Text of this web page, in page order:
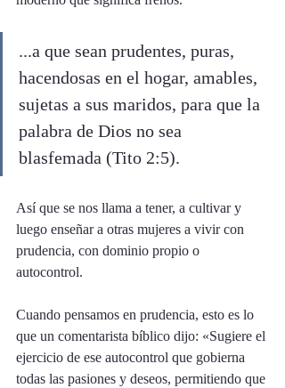
...a que sean prudentes, puras,
hacendosas en el hogar, amables,
sujetas a sus maridos, para que la
palabra de Dios no sea
blasfemada (Tito 2:5).
Así que se nos llama a tener, a cultivar y
luego enseñar a otras mujeres a vivir con
prudencia, con dominio propio o
autocontrol.
Cuando pensamos en prudencia, esto es lo
que un comentarista bíblico dijo: «Sugiere el
ejercicio de ese autocontrol que gobierna
todas las pasiones y deseos, permitiendo que